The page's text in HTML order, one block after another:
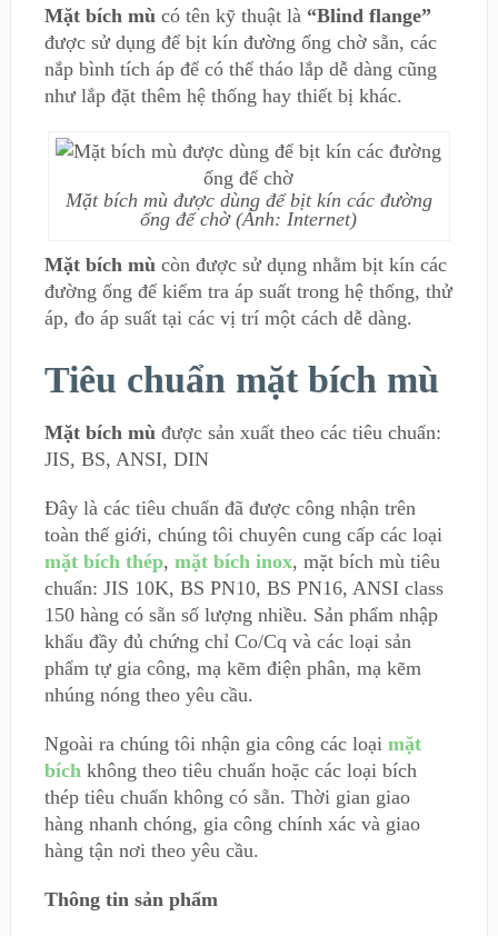
Mặt bích mùcó tên kỹ thuật là “Blind flange”
được sử dụng để bịt kín đường ống chờ sẵn, các
nắp bình tích áp để có thể tháo lắp dễ dàng cũng
như lắp đặt thêm hệ thống hay thiết bị khác.
Mặt bích mù được dùng để bịt kín các đường
ống để chờ (Ảnh: Internet)
Mặt bích mùcòn được sử dụng nhằm bịt kín các
đường ống để kiểm tra áp suất trong hệ thống, thử
áp, đo áp suất tại các vị trí một cách dễ dàng.
Tiêu chuẩn mặt bích mù
Mặt bích mùđược sản xuất theo các tiêu chuẩn:
JIS, BS, ANSI, DIN
Đây là các tiêu chuẩn đã được công nhận trên
toàn thế giới, chúng tôi chuyên cung cấp các loại
mặt bích thép, mặt bích inox, mặt bích mù tiêu
chuẩn: JIS 10K, BS PN10, BS PN16, ANSI class
150 hàng có sẵn số lượng nhiều. Sản phẩm nhập
khẩu đầy đủ chứng chỉ Co/Cq và các loại sản
phẩm tự gia công, mạ kẽm điện phân, mạ kẽm
nhúng nóng theo yêu cầu.
Ngoài ra chúng tôi nhận gia công các loại mặt
bíchkhông theo tiêu chuẩn hoặc các loại bích
thép tiêu chuẩn không có sẵn. Thời gian giao
hàng nhanh chóng, gia công chính xác và giao
hàng tận nơi theo yêu cầu.
Thông tin sản phẩm